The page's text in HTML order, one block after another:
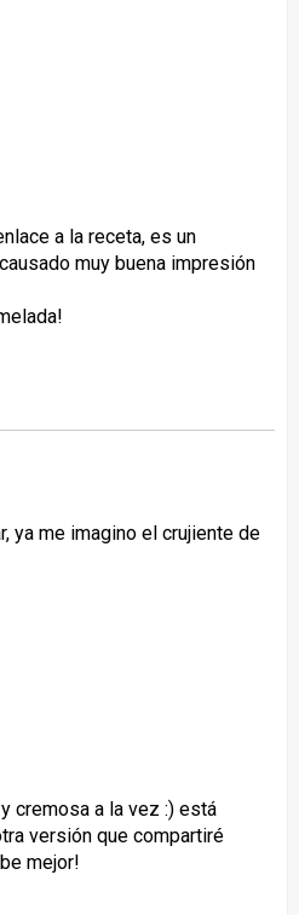
a la receta, es un
muy buena impresión
ya me imagino el crujiente de
cremosa a la vez :) está
versión que compartiré
mejor!